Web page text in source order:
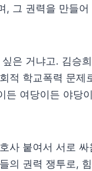
, 그 권력을 만들
은 거냐고. 김승
적 학교폭력 문제
든 여당이든 야당
사 붙여서 서로
의 권력 쟁투로,